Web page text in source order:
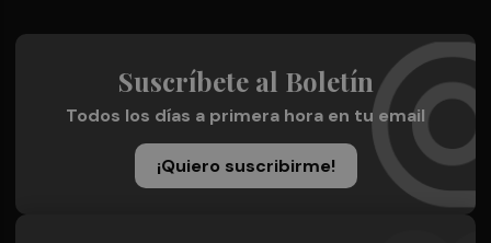
Suscríbete al Boletín
Todos los días a primera hora en tu email
¡Quiero suscribirme!